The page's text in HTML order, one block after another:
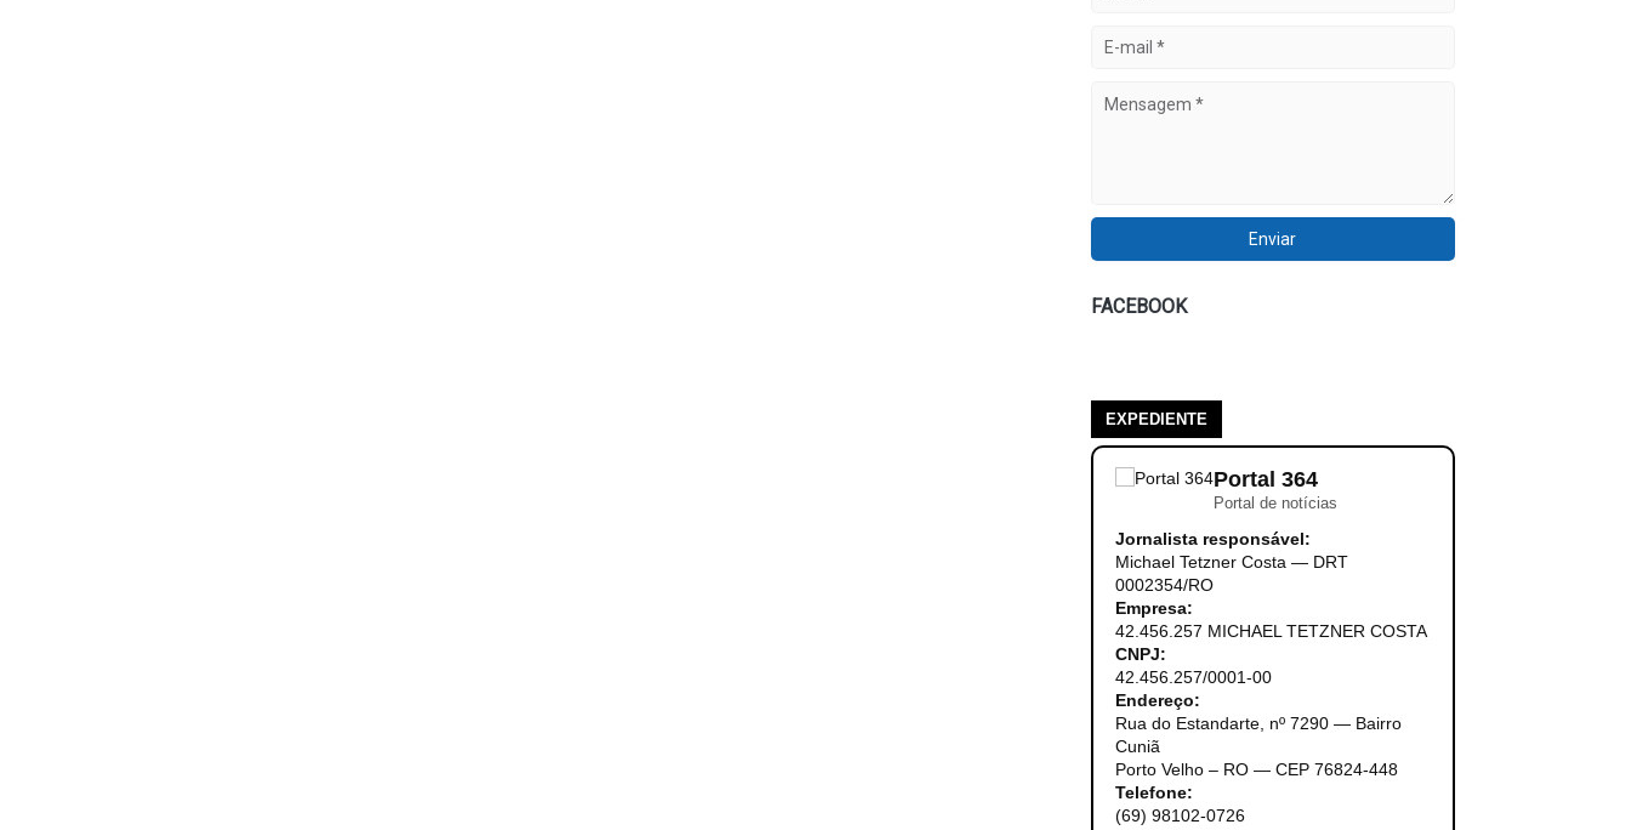
FACEBOOK
EXPEDIENTE
Portal 364
Portal de notícias
Jornalista responsável:
Michael Tetzner Costa — DRT
0002354/RO
Empresa:
42.456.257 MICHAEL TETZNER COSTA
CNPJ:
42.456.257/0001-00
Endereço:
Rua do Estandarte, nº 7290 — Bairro
Cuniã
Porto Velho – RO — CEP 76824-448
Telefone:
(69) 98102-0726